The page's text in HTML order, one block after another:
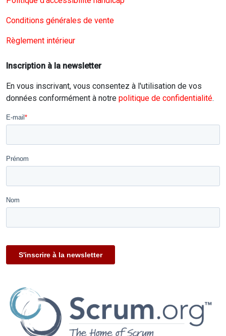
Conditions générales de vente
Règlement intérieur
Inscription à la newsletter
En vous inscrivant, vous consentez à l'utilisation de vos
données conformément à notre politique de confidentialité.